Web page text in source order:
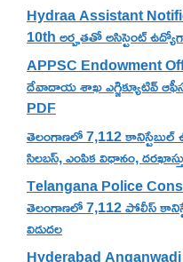
Hydraa Assistant
10th అర్హతతో అసిస్టెంట్
APPSC Endowment
దేవాదాయ శాఖ ఎగ్జిక్యూటివ్
PDF
తెలంగాణలో 7,112 కానిస్టేబుల్
సిలబస్, ఎంపిక విధానం,
Telangana Police
తెలంగాణలో 7,112 పోలీస్
విడుదల
Hyderabad